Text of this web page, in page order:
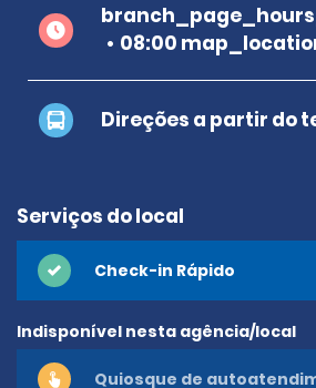
08:00
Direções a partir do
Serviços do local
Check-in Rápido
Indisponível nesta agência/local
Quiosque de